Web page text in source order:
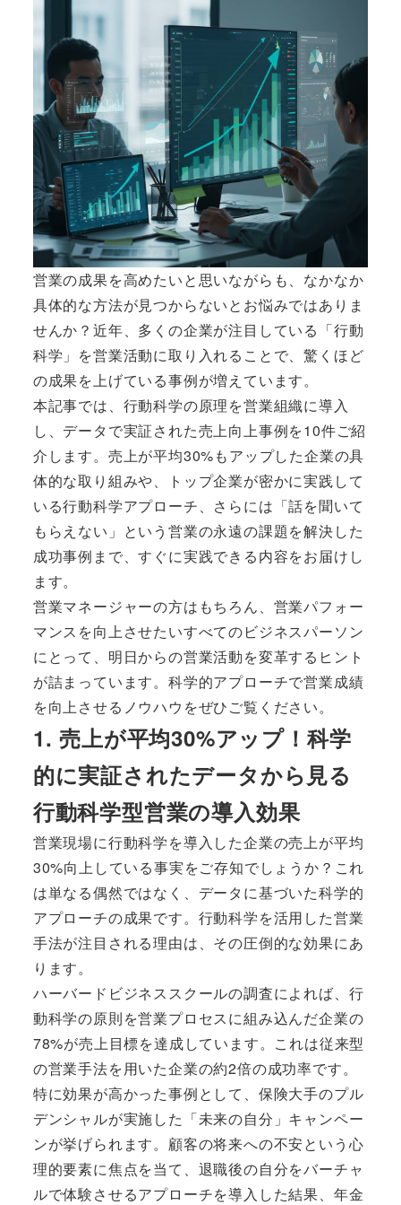
営業の成果を高めたいと思いながらも、なかなか
具体的な方法が見つからないとお悩みではありま
せんか？近年、多くの企業が注目している「行動
科学」を営業活動に取り入れることで、驚くほど
の成果を上げている事例が増えています。
本記事では、行動科学の原理を営業組織に導入
し、データで実証された売上向上事例を10件ご紹
介します。売上が平均30%もアップした企業の具
体的な取り組みや、トップ企業が密かに実践して
いる行動科学アプローチ、さらには「話を聞いて
もらえない」という営業の永遠の課題を解決した
成功事例まで、すぐに実践できる内容をお届けし
ます。
営業マネージャーの方はもちろん、営業パフォー
マンスを向上させたいすべてのビジネスパーソン
にとって、明日からの営業活動を変革するヒント
が詰まっています。科学的アプローチで営業成績
を向上させるノウハウをぜひご覧ください。
1. 売上が平均30%アップ！科学
的に実証されたデータから見る
行動科学型営業の導入効果
営業現場に行動科学を導入した企業の売上が平均
30%向上している事実をご存知でしょうか？これ
は単なる偶然ではなく、データに基づいた科学的
アプローチの成果です。行動科学を活用した営業
手法が注目される理由は、その圧倒的な効果にあ
ります。
ハーバードビジネススクールの調査によれば、行
動科学の原則を営業プロセスに組み込んだ企業の
78%が売上目標を達成しています。これは従来型
の営業手法を用いた企業の約2倍の成功率です。
特に効果が高かった事例として、保険大手のプル
デンシャルが実施した「未来の自分」キャンペー
ンが挙げられます。顧客の将来への不安という心
理的要素に焦点を当て、退職後の自分をバーチャ
ルで体験させるアプローチを導入した結果、年金